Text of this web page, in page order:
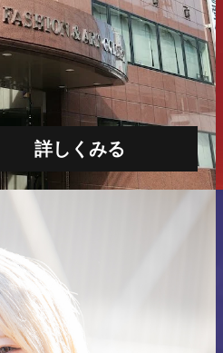
詳しくみる